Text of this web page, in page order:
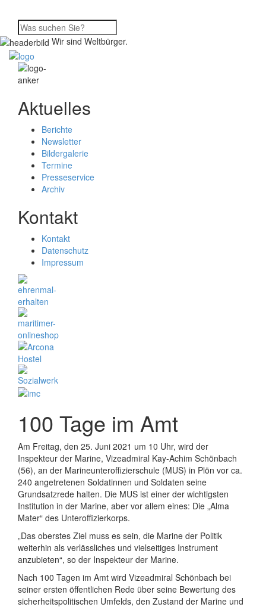
Wir sind Weltbürger.
Aktuelles
Berichte
Newsletter
Bildergalerie
Termine
Presseservice
Archiv
Kontakt
Kontakt
Datenschutz
Impressum
100 Tage im Amt
Am Freitag, den 25. Juni 2021 um 10 Uhr, wird der
Inspekteur der Marine, Vizeadmiral Kay-Achim Schönbach
(56), an der Marineunteroffizierschule (MUS) in Plön vor ca.
240 angetretenen Soldatinnen und Soldaten seine
Grundsatzrede halten. Die MUS ist einer der wichtigsten
Institution in der Marine, aber vor allem eines: Die „Alma
Mater“ des Unteroffizierkorps.
„Das oberstes Ziel muss es sein, die Marine der Politik
weiterhin als verlässliches und vielseitiges Instrument
anzubieten“, so der Inspekteur der Marine.
Nach 100 Tagen im Amt wird Vizeadmiral Schönbach bei
seiner ersten öffentlichen Rede über seine Bewertung des
sicherheitspolitischen Umfelds, den Zustand der Marine und